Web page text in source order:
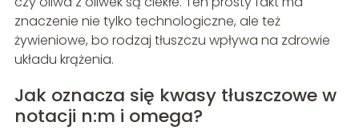
znaczenie nie tylko technologiczne, ale też
żywieniowe, bo rodzaj tłuszczu wpływa na zdrowie
układu krążenia.
Jak oznacza się kwasy tłuszczowe w
notacji n:m i omega?